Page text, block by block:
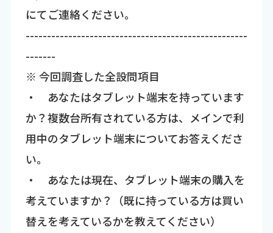
にてご連絡ください。
----------------------------------------------------
-------
※ 今回調査した全設問項目
・ あなたはタブレット端末を持っています
か？複数台所有されている方は、メインで利
用中のタブレット端末についてお答えくださ
い。
・ あなたは現在、タブレット端末の購入を
考えていますか？（既に持っている方は買い
替えを考えているかを教えてください）